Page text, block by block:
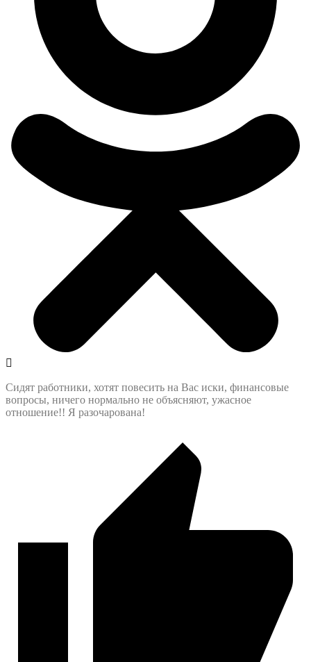
Сидят работники, хотят повесить на Вас иски, финансовые
вопросы, ничего нормально не объясняют, ужасное
отношение!! Я разочарована!